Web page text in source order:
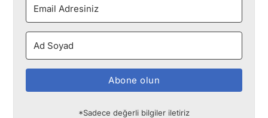
Abone olun
*Sadece değerli bilgiler iletiriz